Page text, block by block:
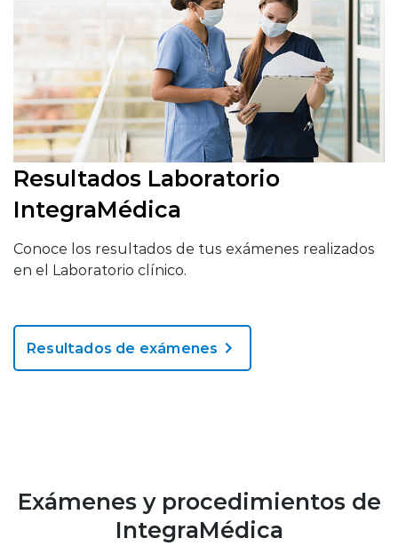
Resultados Laboratorio
IntegraMédica
Conoce los resultados de tus exámenes realizados
en el Laboratorio clínico.
Resultados de exámenes
Exámenes y procedimientos de
IntegraMédica